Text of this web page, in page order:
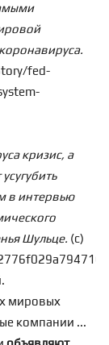
fed-
кризис, а
в интервью
Шульце. (с)
мировых
компании ...